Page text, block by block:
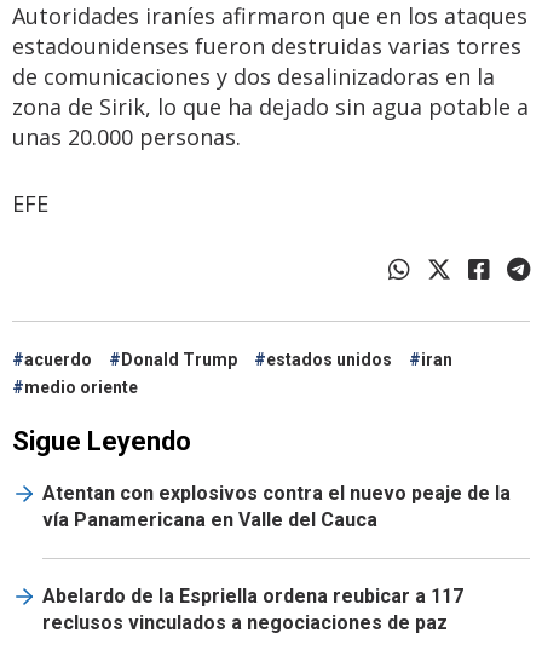
Autoridades iraníes afirmaron que en los ataques
estadounidenses fueron destruidas varias torres
de comunicaciones y dos desalinizadoras en la
zona de Sirik, lo que ha dejado sin agua potable a
unas 20.000 personas.
EFE
acuerdo Donald Trump estados unidos
iran
medio oriente
Sigue Leyendo
Atentan con explosivos contra el nuevo peaje de la
vía Panamericana en Valle del Cauca
Abelardo de la Espriella ordena reubicar a 117
reclusos vinculados a negociaciones de paz